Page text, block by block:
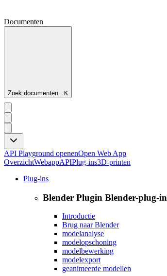
Documenten
Zoek documenten...K
API Playground openenOpen Web App
OverzichtWebappAPIPlug-ins3D-printen
Plug-ins
Blender Plugin Blender-plug-in
Introductie
Brug naar Blender
modelanalyse
modelopschoning
modelbewerking
modelexport
geanimeerde modellen